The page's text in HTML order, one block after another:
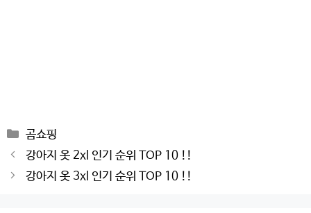
Categories
곰쇼핑
Post
navigation
강아지 옷 2xl 인기 순위 TOP 10 !!
강아지 옷 3xl 인기 순위 TOP 10 !!